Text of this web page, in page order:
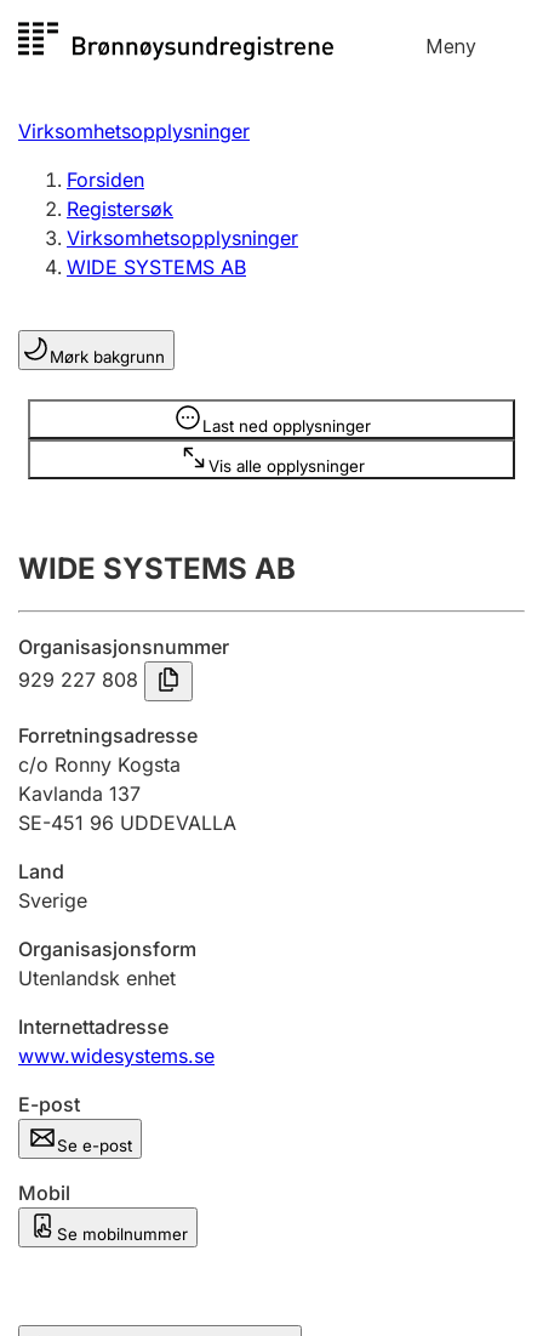
til
Meny
Registersøk
Aksjeselskap
Enkeltpersonforetak
Registrere, endre, slette
Lag og forening
Registrere, endre, slette
Årsregnskap
Innsending og forsinkelsesgebyr
Jeger
Betaling og jegeravgiftskort
Ektepaktveileder
Andre tema
Virksomhetsopplysninger
Forsiden
Registersøk
Virksomhetsopplysninger
WIDE SYSTEMS AB
Mørk bakgrunn
Last ned opplysninger
Vis alle opplysninger
Opplysninger er skjult
WIDE SYSTEMS AB
Organisasjonsnummer
929 227 808
Forretningsadresse
c/o Ronny Kogsta
Kavlanda 137
SE-451 96 UDDEVALLA
Land
Sverige
Organisasjonsform
Utenlandsk enhet
Internettadresse
www.widesystems.se
E-post
Se e-post
Mobil
Se mobilnummer